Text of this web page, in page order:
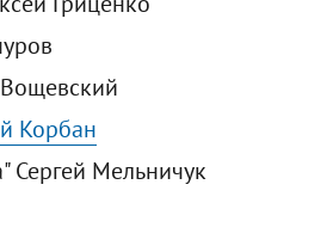
Корбан
Сергей Мельничук